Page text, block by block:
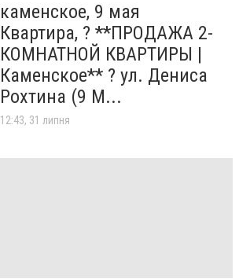
каменское, 9 мая
Квартира, ? **ПРОДАЖА 2-
КОМНАТНОЙ КВАРТИРЫ |
Каменское** ? ул. Дениса
Рохтина (9 М...
12:43, 31 липня